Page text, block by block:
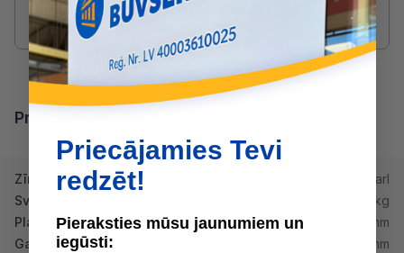
druvis@buvserviss.lv
Produkta īpašības
Zīmols
Swisspearl
Svars
23.5 kg
Platums
900 mm
Garums
1800 mm
Priecājamies Tevi
redzēt!
Pieraksties mūsu jaunumiem un
iegūsti: